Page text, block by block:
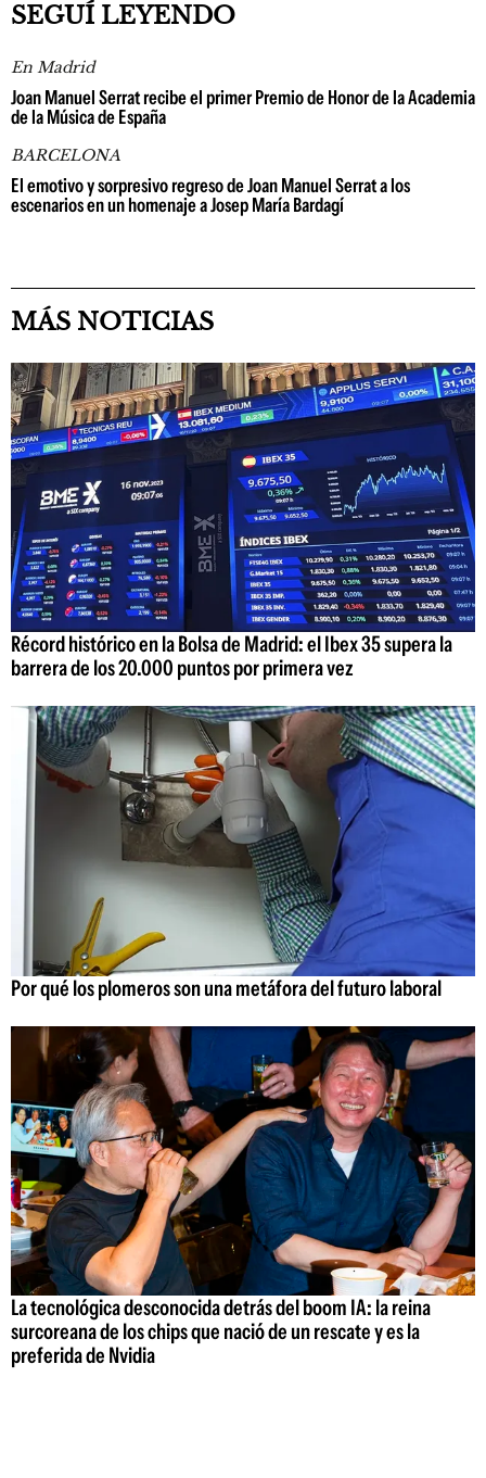
SEGUÍ LEYENDO
En Madrid
Joan Manuel Serrat recibe el primer Premio de Honor de la Academia
de la Música de España
BARCELONA
El emotivo y sorpresivo regreso de Joan Manuel Serrat a los
escenarios en un homenaje a Josep María Bardagí
MÁS NOTICIAS
Récord histórico en la Bolsa de Madrid: el Ibex 35 supera la
barrera de los 20.000 puntos por primera vez
Por qué los plomeros son una metáfora del futuro laboral
La tecnológica desconocida detrás del boom IA: la reina
surcoreana de los chips que nació de un rescate y es la
preferida de Nvidia